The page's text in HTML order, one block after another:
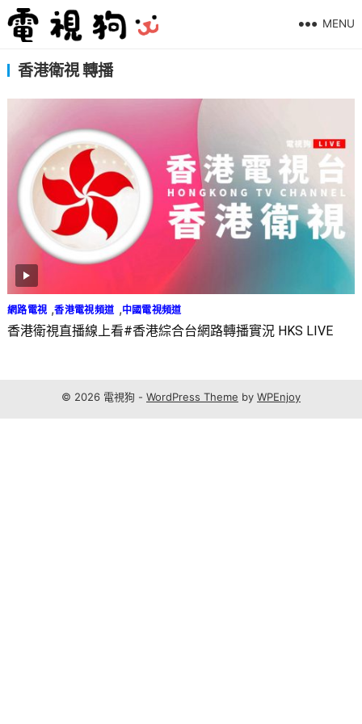
MENU
香港衛視 轉播
網路電視 ,香港電視頻道 ,中國電視頻道
香港衛視直播線上看#香港綜合台網路轉播實況 HKS LIVE
© 2026 電視狗 - WordPress Theme by WPEnjoy